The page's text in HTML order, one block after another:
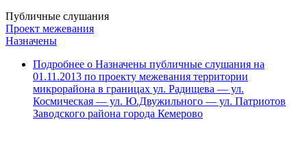
Публичные слушания
Проект межевания
Назначены
Подробнее о Назначены публичные слушания на
01.11.2013 по проекту межевания территории
микрорайона в границах ул. Радищева — ул.
Космическая — ул. Ю.Двужильного — ул. Патриотов
Заводского района города Кемерово